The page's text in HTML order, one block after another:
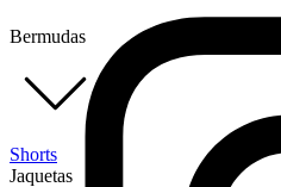
Bermudas
Shorts
Jaquetas